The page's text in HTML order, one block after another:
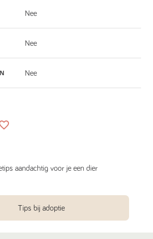
Nee
Nee
Nee
aandachtig voor je een dier
Tips bij adoptie